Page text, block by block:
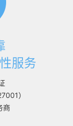
服务
）
商